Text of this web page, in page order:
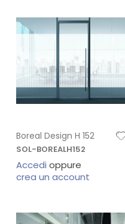
Boreal Design H 152
SOL-BOREALH152
Accedi oppure
crea un account